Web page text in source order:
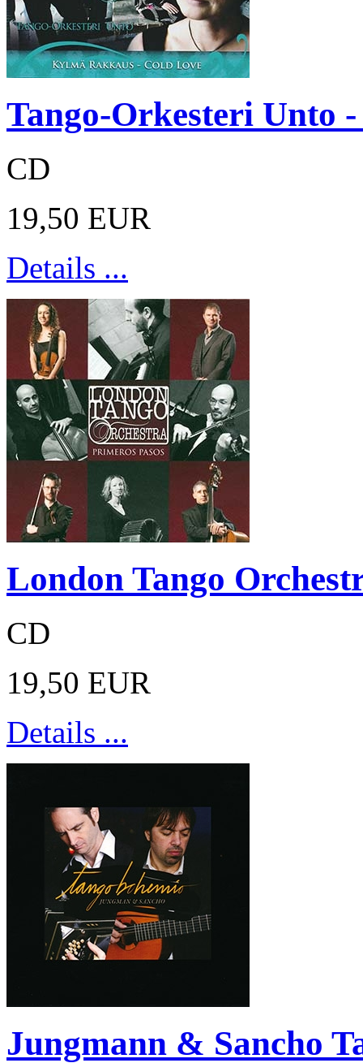
Tango-Orkesteri Unto
CD
19,50 EUR
Details ...
London Tango
CD
19,50 EUR
Details ...
Jungmann & Sancho